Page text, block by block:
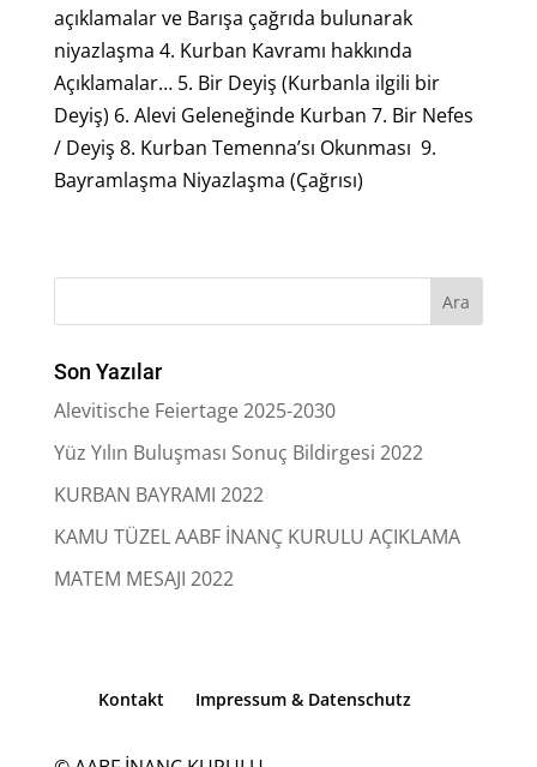
açıklamalar ve Barışa çağrıda bulunarak
niyazlaşma 4. Kurban Kavramı hakkında
Açıklamalar… 5. Bir Deyiş (Kurbanla ilgili bir
Deyiş) 6. Alevi Geleneğinde Kurban 7. Bir Nefes
/ Deyiş 8. Kurban Temenna’sı Okunması 9.
Bayramlaşma Niyazlaşma (Çağrısı)
Son Yazılar
Alevitische Feiertage 2025-2030
Yüz Yılın Buluşması Sonuç Bildirgesi 2022
KURBAN BAYRAMI 2022
KAMU TÜZEL AABF İNANÇ KURULU AÇIKLAMA
MATEM MESAJI 2022
Kontakt Impressum & Datenschutz